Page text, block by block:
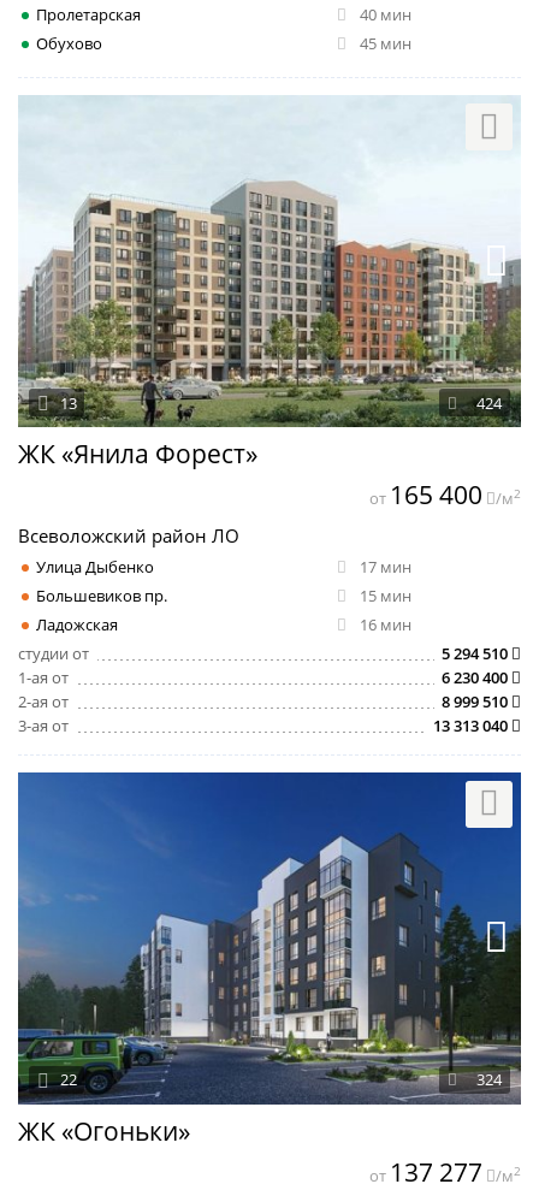
Пролетарская
40 мин
Обухово
45 мин
ЖК «Янила Форест»
424
13
Всеволожский район ЛО
Улица Дыбенко
17 мин
Большевиков пр.
15 мин
Ладожская
16 мин
студии от
5 294 510
1-ая от
6 230 400
2-ая от
8 999 510
3-ая от
13 313 040
от 165 400 /м2
ЖК «Огоньки»
324
22
от 137 277 /м2